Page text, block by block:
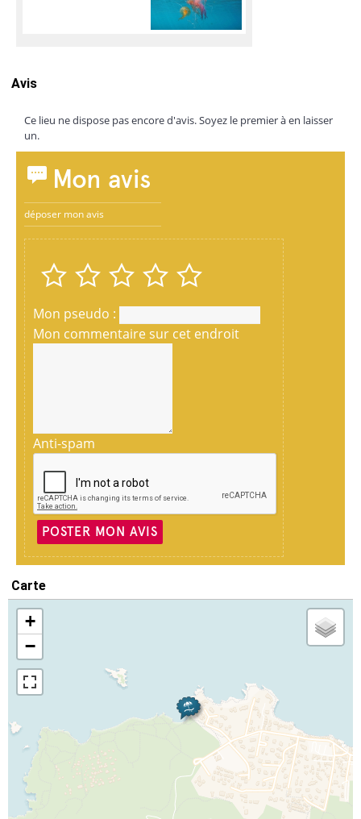
Avis
Ce lieu ne dispose pas encore d'avis. Soyez le premier à en laisser
un.
Mon avis
déposer mon avis
Mon pseudo :
Mon commentaire sur cet endroit
Anti-spam
POSTER MON AVIS
Carte
+
−